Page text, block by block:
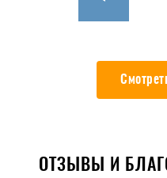
ОТЗЫВЫ И